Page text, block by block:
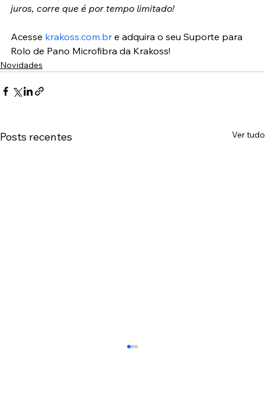
juros, corre que é por tempo limitado!
Acesse krakoss.com.br e adquira o seu Suporte para
Rolo de Pano Microfibra da Krakoss!
Novidades
Posts recentes Ver tudo